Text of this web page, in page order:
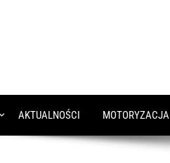
AKTUALNOŚCI MOTORYZACJA